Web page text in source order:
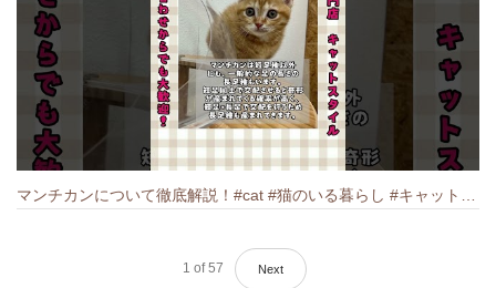
1 of 57 Next